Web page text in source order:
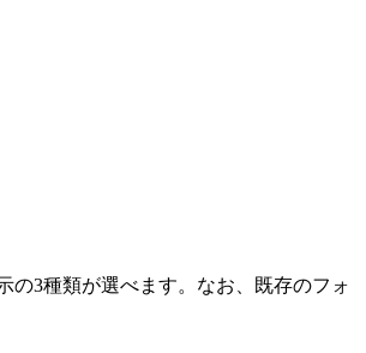
3種類が選べます。なお、既存のフォ